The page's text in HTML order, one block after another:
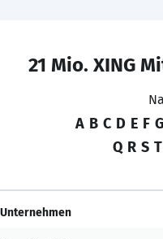
21 Mio. XING
A B C D E F G
Q R S T
Unternehmen